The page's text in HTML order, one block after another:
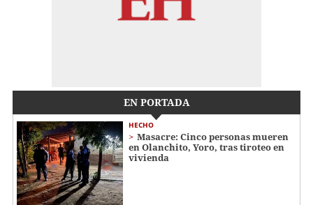
EN PORTADA
HECHO
Masacre: Cinco personas mueren
en Olanchito, Yoro, tras tiroteo en
vivienda